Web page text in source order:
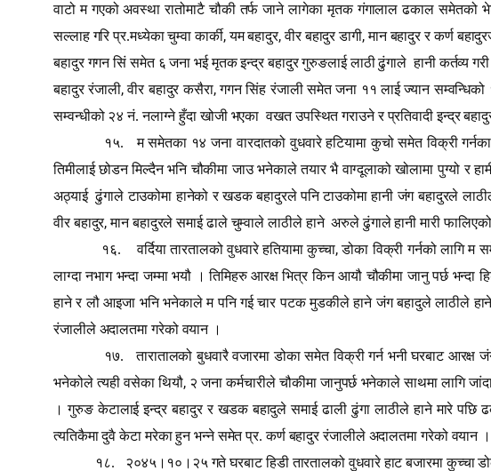
वाटो म गएको अवस्था रातोमाटै चौकी तर्फ जाने लागेका मृतक गंगालाल ढकाल समेतको
सल्लाह गरि प्र.मध्येका चुम्वा कार्की,यम बहादुर,वीर बहादुर डागी,मान बहादुर र कर्ण
बहादुर गगन सिं समेत ६ जना भई मृतक इन्द्र बहादुर गुरुङलाई लाठी ढुंगाले हानी कर्तव्य
बहादुर रंजाली,वीर बहादुर कसैरा,गगन सिंह रंजाली समेत जना ११ लाई ज्यान सम्वन्धिको
सम्वन्धीको २४ नं. नलाग्ने हुँदा खोजी भएका वखत उपस्थित गराउने र प्रतिवादी इन्द्र
१५.
म समेतका १४ जना वारदातको वुधवारे हटियामा कुचो समेत विक्री
तिमीलाई छोडन मिल्दैन भनि चौकीमा जाउ भनेकाले तयार भै वाग्दूलाको खोलामा पुग्यो र
अठ्याई ढुंगाले टाउकोमा हानेको र खडक बहादुरले पनि टाउकोमा हानी जंग बहादुरले
वीर बहादुर,मान बहादुरले समाई ढाले चुम्वाले लाठीले हाने अरुले ढुंगाले हानी मारी
१६.
वर्दिया तारतालको वुधवारे हतियामा कुच्चा,डोका विक्री गर्नको लागि म
लाग्दा नभाग भन्दा जम्मा भयौ । तिमिहरु आरक्ष भित्र किन आयौ चौकीमा जानु पर्छ
हाने र लौ आइजा भनि भनेकाले म पनि गई चार पटक मुडकीले हाने जंग बहादुले लाठीले
रंजालीले अदालतमा गरेको वयान ।
१७.
तारातालको बुधवारै वजारमा डोका समेत विक्री गर्न भनी घरबाट
भनेकोले त्यही वसेका थियौ, २ जना कर्मचारीले चौकीमा जानुपर्छ भनेकाले साथमा लागि
। गुरुङ केटालाई इन्द्र बहादुर र खडक बहादुले समाई ढाली ढुंगा लाठीले हाने मारे पछि
त्यतिकैमा दुवै केटा मरेका हुन भन्ने समेत प्र. कर्ण बहादुर रंजालीले अदालतमा गरेको वयान ।
१८.
२०४५।१०।२५ गते घरबाट हिडी तारतालको वुधवारे हाट बजारमा कुच्चा